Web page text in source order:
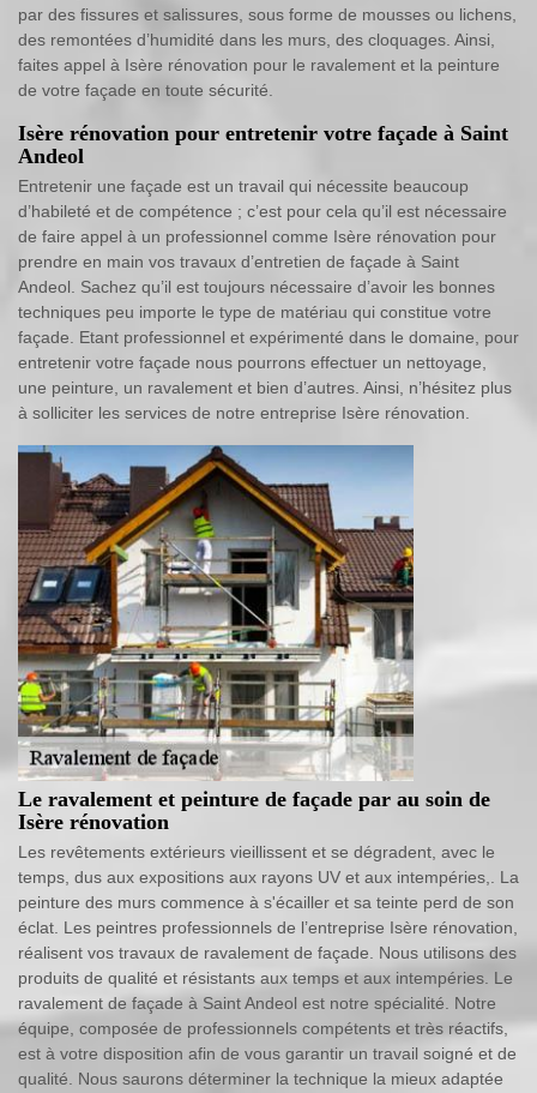
par des fissures et salissures, sous forme de mousses ou lichens,
des remontées d’humidité dans les murs, des cloquages. Ainsi,
faites appel à Isère rénovation pour le ravalement et la peinture
de votre façade en toute sécurité.
Isère rénovation pour entretenir votre façade à Saint
Andeol
Entretenir une façade est un travail qui nécessite beaucoup
d’habileté et de compétence ; c’est pour cela qu’il est nécessaire
de faire appel à un professionnel comme Isère rénovation pour
prendre en main vos travaux d’entretien de façade à Saint
Andeol. Sachez qu’il est toujours nécessaire d’avoir les bonnes
techniques peu importe le type de matériau qui constitue votre
façade. Etant professionnel et expérimenté dans le domaine, pour
entretenir votre façade nous pourrons effectuer un nettoyage,
une peinture, un ravalement et bien d’autres. Ainsi, n’hésitez plus
à solliciter les services de notre entreprise Isère rénovation.
Le ravalement et peinture de façade par au soin de
Isère rénovation
Les revêtements extérieurs vieillissent et se dégradent, avec le
temps, dus aux expositions aux rayons UV et aux intempéries,. La
peinture des murs commence à s'écailler et sa teinte perd de son
éclat. Les peintres professionnels de l’entreprise Isère rénovation,
réalisent vos travaux de ravalement de façade. Nous utilisons des
produits de qualité et résistants aux temps et aux intempéries. Le
ravalement de façade à Saint Andeol est notre spécialité. Notre
équipe, composée de professionnels compétents et très réactifs,
est à votre disposition afin de vous garantir un travail soigné et de
qualité. Nous saurons déterminer la technique la mieux adaptée